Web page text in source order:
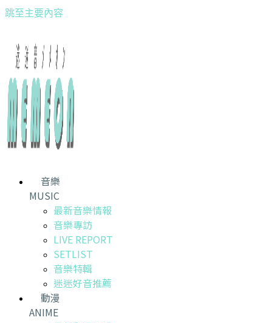
跳至主要內容
音樂
MUSIC
最新音樂情報
音樂專訪
LIVE REPORT
SETLIST
音樂特輯
迷迷好音推薦
動漫
ANIME